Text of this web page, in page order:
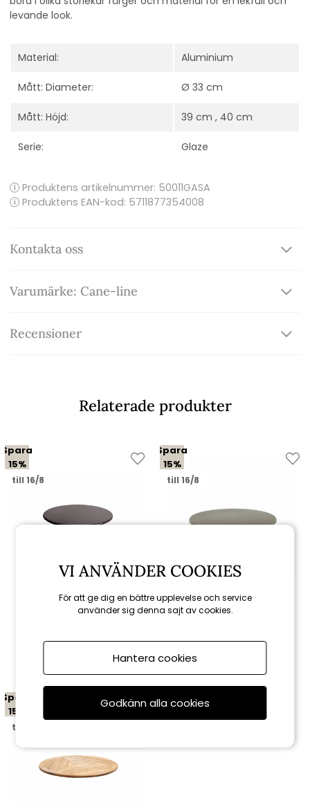
levande look.
Material: Aluminium
Mått: Diameter: Ø 33 cm
Mått: Höjd: 39 cm , 40 cm
Serie: Glaze
Produktens artikelnummer: 50011GASA
Produktens EAN-kod: 5711877354008
Kontakta oss
Varumärke: Cane-line
Recensioner
Relaterade produkter
Spara
15%
till 16/8
Cane-line
Bordsskiva Ø 70 cm - fler
12 800 kr
Spara
15%
till 16/8
Cane-line
Bordsskiva Ø 60 cm - fler
2 040 kr
Spara
15%
till 16/8
VI ANVÄNDER COOKIES
För att ge dig en bättre upplevelse och service
använder sig denna sajt av cookies.
Hantera cookies
Godkänn alla cookies